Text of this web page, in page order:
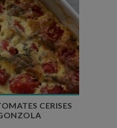
: 30 min
: 1 heure
couverts : 4
CERISES